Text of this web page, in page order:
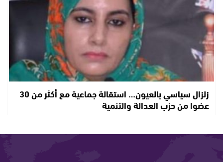
زلزال سياسي بالعيون… استقالة جماعية مع أكثر من 30
عضوا من حزب العدالة والتنمية